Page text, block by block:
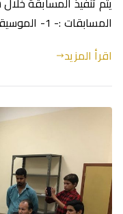
المسابقات :- 1- الموسيقى : […]
اقرأ المزيد